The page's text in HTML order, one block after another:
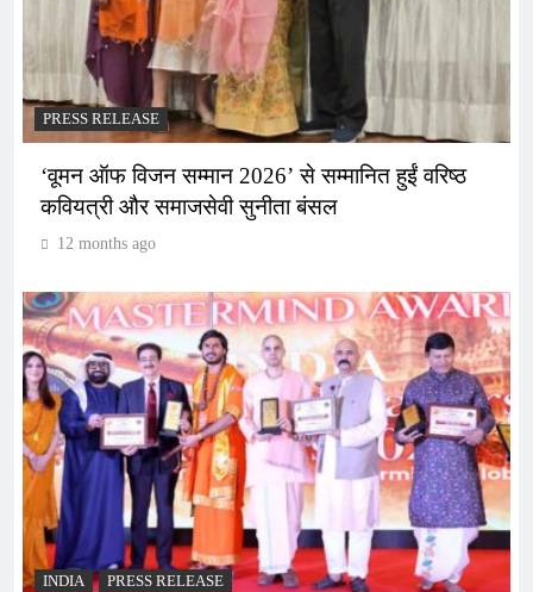
PRESS RELEASE
‘वूमन ऑफ विजन सम्मान 2026’ से सम्मानित हुईं वरिष्ठ
कवियत्री और समाजसेवी सुनीता बंसल
12 months ago
INDIA PRESS RELEASE